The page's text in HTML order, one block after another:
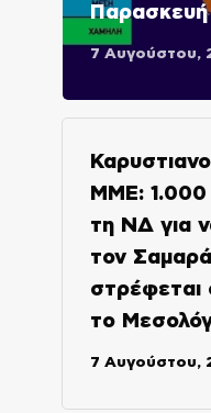
7 Αυγούστου,
ΜΜΕ:
τη ΝΔ για
τον
στρέφεται
το
7 Αυγούστου,